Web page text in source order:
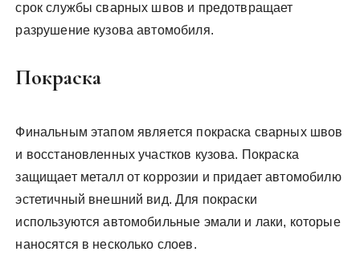
срок службы сварных швов и предотвращает
разрушение кузова автомобиля.
Покраска
Финальным этапом является покраска сварных швов
и восстановленных участков кузова. Покраска
защищает металл от коррозии и придает автомобилю
эстетичный внешний вид. Для покраски
используются автомобильные эмали и лаки, которые
наносятся в несколько слоев.